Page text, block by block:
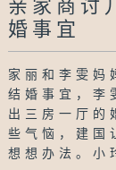
亲家商讨
婚事宜
家丽和李雯妈
结婚事宜，李
出三房一厅的
些气恼，建国
想想办法。小